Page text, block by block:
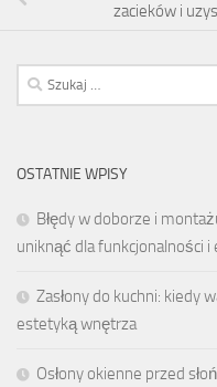
zacieków i
Szukaj:
OSTATNIE WPISY
Błędy w doborze i
uniknąć dla funkcjonalności i
Zasłony do kuchni: kiedy
estetyką wnętrza
Osłony okienne przed